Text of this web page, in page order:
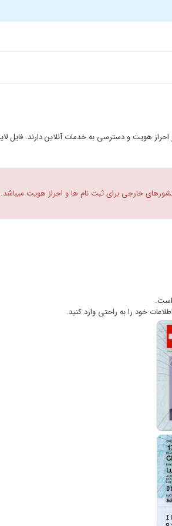
هویت و دسترسی به خدمات آنلاین دارند. فایل
خارجی برای ثبت نام ها و احراز هویت
است.
خود را به راحتی وارد کنید.